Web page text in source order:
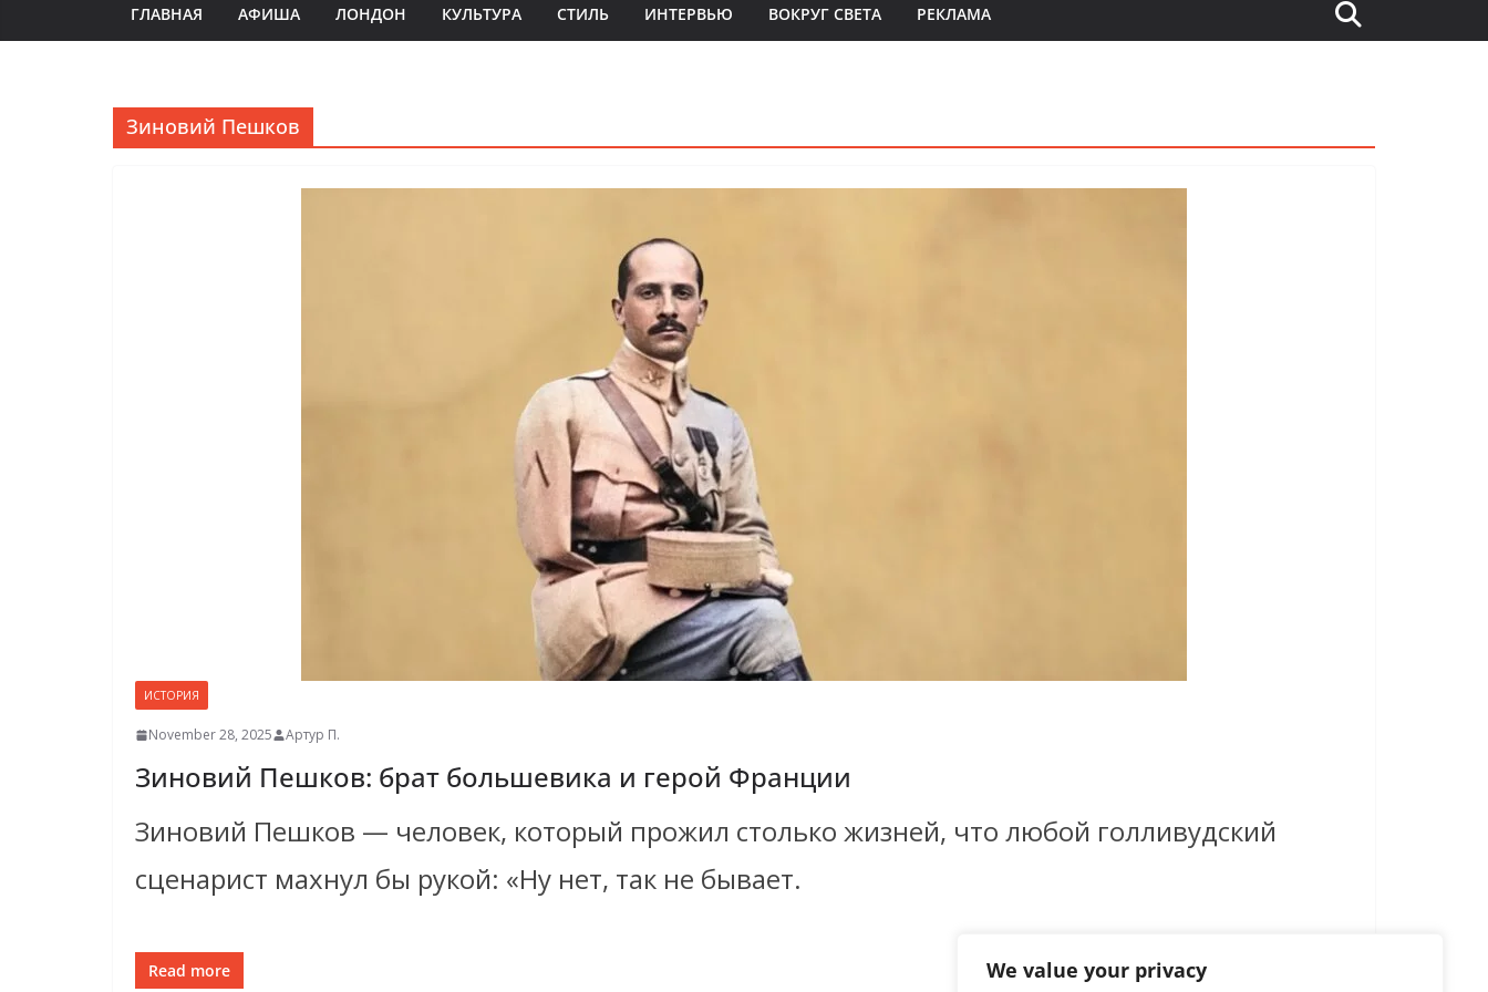
We value your privacy
ГЛАВНАЯ АФИША ЛОНДОН КУЛЬТУРА СТИЛЬ ИНТЕРВЬЮ ВОКРУГ СВЕТА РЕКЛАМА
Зиновий Пешков
ИСТОРИЯ
November 28, 2025 Артур П.
Зиновий Пешков: брат большевика и герой Франции
Зиновий Пешков — человек, который прожил столько жизней, что любой голливудский
сценарист махнул бы рукой: «Ну нет, так не бывает.
Read more